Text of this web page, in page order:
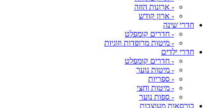
- ארונות הזזה
- ארון קודש
חדרי שינה
- חדרים קומפלט
- מיטות מרופדות וזוגיות
חדרי ילדים
- חדרים קומפלט
- מיטות נוער
- ספריות
- מיטות וחצי
- ספות נוער
כורסאות מעוצבות